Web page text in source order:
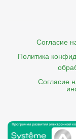
Согласие
Политика
Согласие